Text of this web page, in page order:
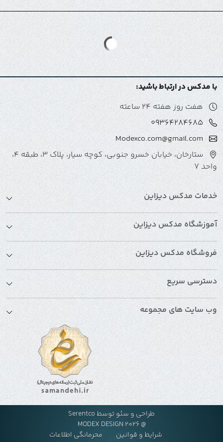
با مدکس در ارتباط باشید:
هفت روز هفته 24 ساعته
09364284685
Modexco.com@gmail.com
ستارخان، خیابان خسرو جنوبی، کوچه سیار، پلاک 3، طبقه 4،
واحد 7
خدمات مدکس دیزاین
آموزشگاه مدکس دیزاین
فروشگاه مدکس دیزاین
دسترسی سریع
وب سایت های مجموعه
طراحی و سئو توسط Serentco
@ MODEX DESIGN 2026
شرایط و قوانین
محرمانگی اطلاعات